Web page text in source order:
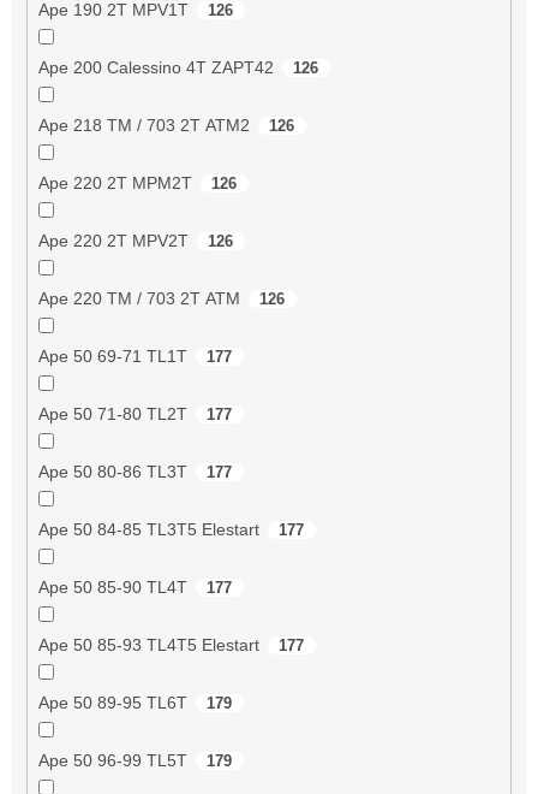
Ape 190 2T MPV1T 126
Ape 200 Calessino 4T ZAPT42 126
Ape 218 TM / 703 2T ATM2 126
Ape 220 2T MPM2T 126
Ape 220 2T MPV2T 126
Ape 220 TM / 703 2T ATM 126
Ape 50 69-71 TL1T 177
Ape 50 71-80 TL2T 177
Ape 50 80-86 TL3T 177
Ape 50 84-85 TL3T5 Elestart 177
Ape 50 85-90 TL4T 177
Ape 50 85-93 TL4T5 Elestart 177
Ape 50 89-95 TL6T 179
Ape 50 96-99 TL5T 179